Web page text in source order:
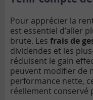
Pour apprécier la
est essentiel d’aller
brute. Les frais de
dividendes et les
réduisent le gain
peuvent modifier de
performance nette,
réellement conservé